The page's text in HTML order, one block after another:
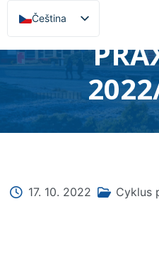
Čeština
English
17. 10. 2022 Cyklus